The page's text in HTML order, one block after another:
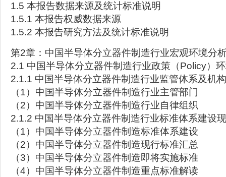
1.5 本报告数据来源及统计标准说明
1.5.1 本报告权威数据来源
1.5.2 本报告研究方法及统计标准说明
第2章：中国半导体分立器件制造行业宏观环境分
2.1 中国半导体分立器件制造行业政策（Policy）
2.1.1 中国半导体分立器件制造行业监管体系及机
（1）中国半导体分立器件制造行业主管部门
（2）中国半导体分立器件制造行业自律组织
2.1.2 中国半导体分立器件制造行业标准体系建设
（1）中国半导体分立器件制造标准体系建设
（2）中国半导体分立器件制造现行标准汇总
（3）中国半导体分立器件制造即将实施标准
（4）中国半导体分立器件制造重点标准解读